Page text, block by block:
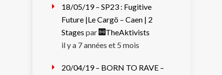
18/05/19 – SP23 : Fugitive
Future |Le Cargö – Caen | 2
Stages par
TheAktivists
il y a 7 années et 5 mois
20/04/19 – BORN TO RAVE –